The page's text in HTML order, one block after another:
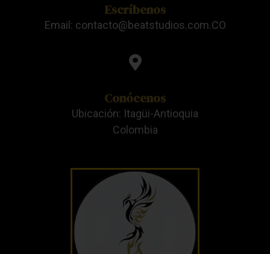
Escríbenos
Email: contacto@beatstudios.com.CO
Conócenos
Ubicación: Itagüi-Antioquia
Colombia